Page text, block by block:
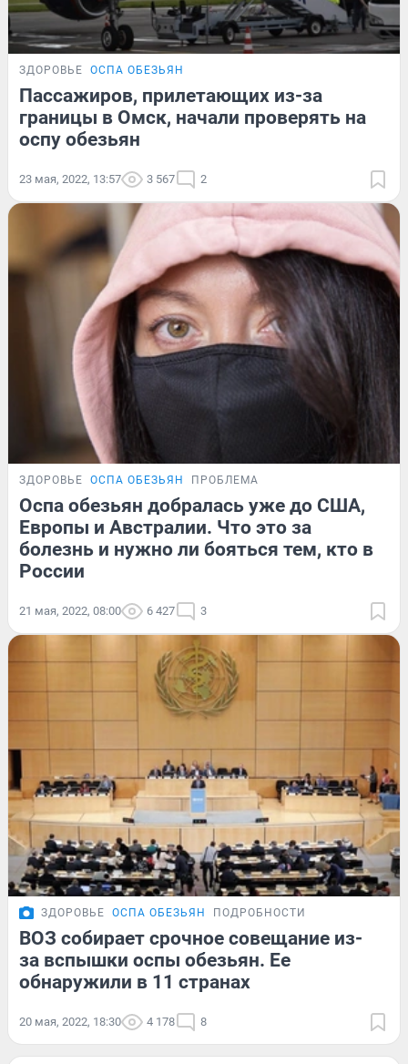
ЗДОРОВЬЕ ОСПА ОБЕЗЬЯН
Пассажиров, прилетающих из-за
границы в Омск, начали проверять на
оспу обезьян
23 мая, 2022, 13:57 3 567 2
ЗДОРОВЬЕ ОСПА ОБЕЗЬЯН ПРОБЛЕМА
Оспа обезьян добралась уже до США,
Европы и Австралии. Что это за
болезнь и нужно ли бояться тем, кто в
России
21 мая, 2022, 08:00 6 427 3
ЗДОРОВЬЕ ОСПА ОБЕЗЬЯН ПОДРОБНОСТИ
ВОЗ собирает срочное совещание из-
за вспышки оспы обезьян. Ее
обнаружили в 11 странах
20 мая, 2022, 18:30 4 178 8